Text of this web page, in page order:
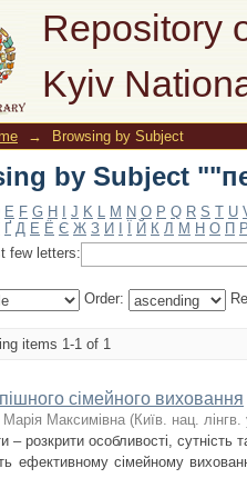
Repository
Kyiv
by Subject
→ Browsing by Subject
by Subject
E F G H J K L M N O P Q R S T U
Ґ Д Е Ё Є Ж З И Й К Л М Н О П Р
few letters:
Order:
items 1-1 of 1
сімейного виховання
Марія Максимівна (Київ. нац. лінгв.
– розкрити особливості, сутність
ефективному сімейному